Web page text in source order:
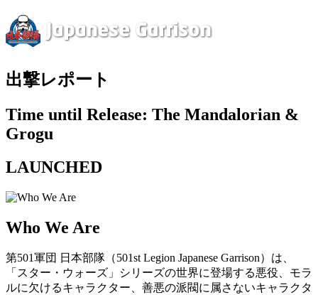
出撃レポート
Time until Release: The Mandalorian &
Grogu
LAUNCHED
Who We Are
第501軍団 日本部隊（501st Legion Japanese Garrison）は、
「スター・ウォーズ」シリーズの世界に登場する悪役、モラ
ルに欠けるキャラクター、善悪の派閥に属さないキャラクタ